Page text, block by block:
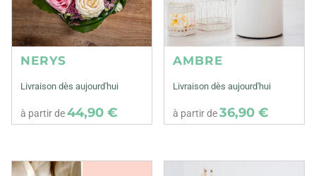
NERYS
Livraison dès aujourd'hui
à partir de44,90 €
AMBRE
Livraison dès aujourd'hui
à partir de36,90 €